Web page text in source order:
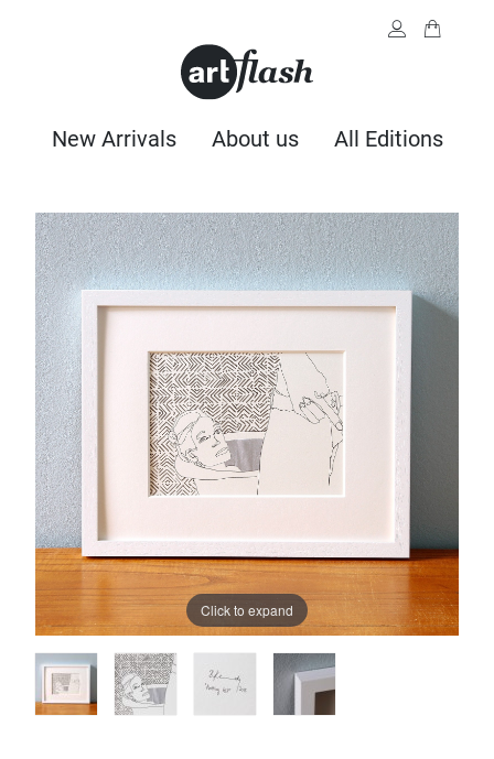
New Arrivals About us All Editions
Click to expand